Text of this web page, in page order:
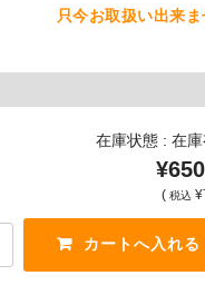
只今お取扱い出来
在庫状態 : 在庫
¥650
( 税込